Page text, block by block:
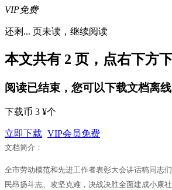
VIP免费
还剩 ... 页未读， 继续阅读
本文共有 2 页，点右下方
阅读已结束，您可以下载文档离
下载币 3 ¥个
立即下载 VIP会员免费
文档简介：
全市劳动模范和先进工作者表彰大会讲话稿同志
民昂扬斗志、攻坚克难，决战决胜全面建成小康